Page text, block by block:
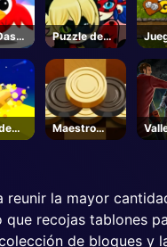
Puzzle de
caza de
mariposa
Maestro
Checkers
la mayor
recojas tablones
de bloques y